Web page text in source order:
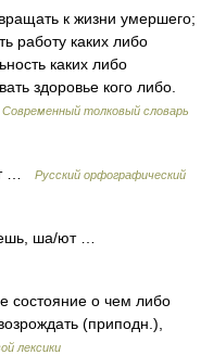
к жизни умершего;
работу каких либо
каких либо
здоровье кого либо.
Современный толковый словарь
…
Русский орфографический
ша/ют …
состояние о чем либо
(приподн.),
лексики